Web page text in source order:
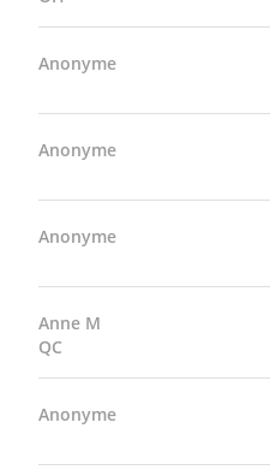
Anonyme
Anonyme
Anonyme
Anne M
QC
Anonyme